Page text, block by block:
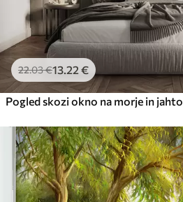
22.03€13.22 €
Pogled skozi okno na morje in jahto